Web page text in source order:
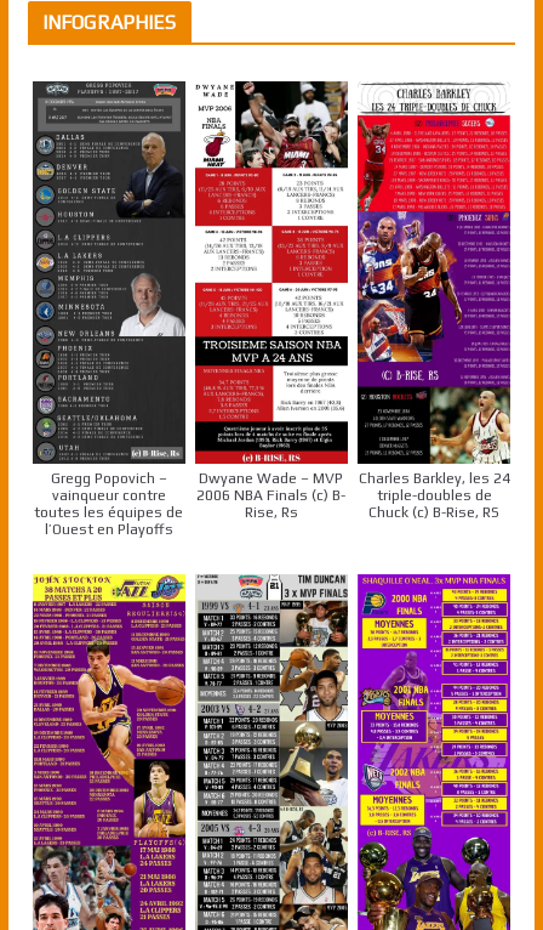
INFOGRAPHIES
Gregg Popovich –
vainqueur contre
toutes les équipes de
l’Ouest en Playoffs
Dwyane Wade – MVP
2006 NBA Finals (c) B-
Rise, Rs
Charles Barkley, les 24
triple-doubles de
Chuck (c) B-Rise, RS